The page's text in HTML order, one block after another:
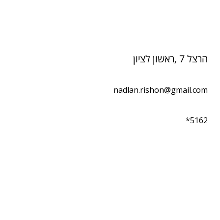
הרצל 7 ,ראשון לציון
nadlan.rishon@gmail.com
*5162